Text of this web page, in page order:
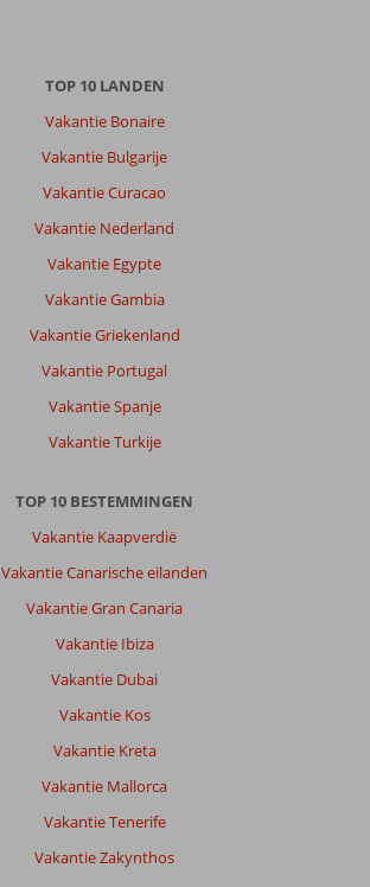
TOP 10 LANDEN
Vakantie Bonaire
Vakantie Bulgarije
Vakantie Curacao
Vakantie Nederland
Vakantie Egypte
Vakantie Gambia
Vakantie Griekenland
Vakantie Portugal
Vakantie Spanje
Vakantie Turkije
TOP 10 BESTEMMINGEN
Vakantie Kaapverdië
Vakantie Canarische eilanden
Vakantie Gran Canaria
Vakantie Ibiza
Vakantie Dubai
Vakantie Kos
Vakantie Kreta
Vakantie Mallorca
Vakantie Tenerife
Vakantie Zakynthos